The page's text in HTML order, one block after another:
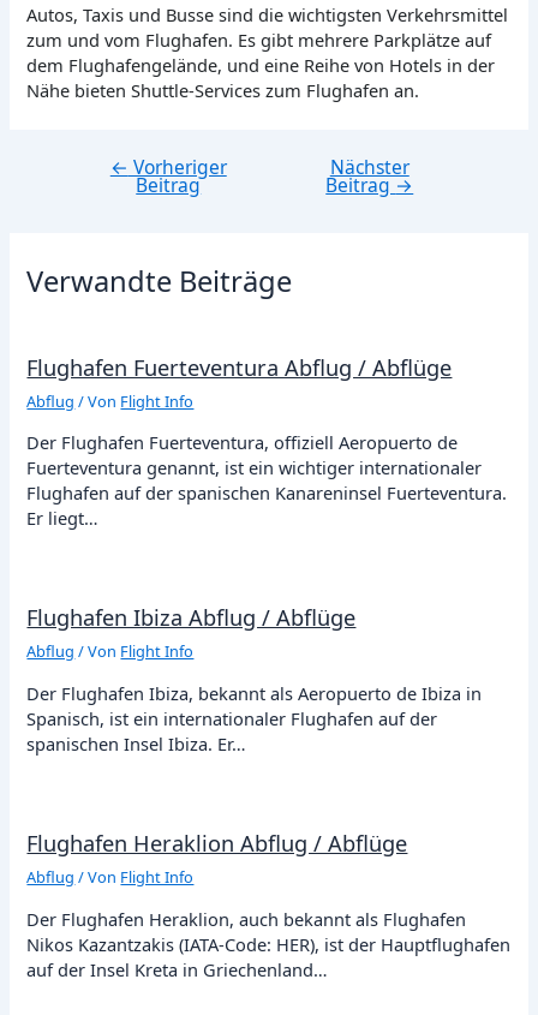
Autos, Taxis und Busse sind die wichtigsten Verkehrsmittel
zum und vom Flughafen. Es gibt mehrere Parkplätze auf
dem Flughafengelände, und eine Reihe von Hotels in der
Nähe bieten Shuttle-Services zum Flughafen an.
Beitragsnavigation
← Vorheriger
Beitrag
Nächster
Beitrag→
Verwandte Beiträge
Flughafen Fuerteventura Abflug / Abflüge
Abflug / Von Flight Info
Der Flughafen Fuerteventura, offiziell Aeropuerto de
Fuerteventura genannt, ist ein wichtiger internationaler
Flughafen auf der spanischen Kanareninsel Fuerteventura.
Er liegt…
Flughafen Ibiza Abflug / Abflüge
Abflug / Von Flight Info
Der Flughafen Ibiza, bekannt als Aeropuerto de Ibiza in
Spanisch, ist ein internationaler Flughafen auf der
spanischen Insel Ibiza. Er…
Flughafen Heraklion Abflug / Abflüge
Abflug / Von Flight Info
Der Flughafen Heraklion, auch bekannt als Flughafen
Nikos Kazantzakis (IATA-Code: HER), ist der Hauptflughafen
auf der Insel Kreta in Griechenland…